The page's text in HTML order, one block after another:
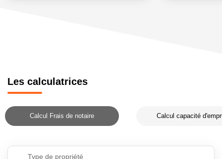
Les calculatrices
Calcul Frais de notaire Calcul capacité